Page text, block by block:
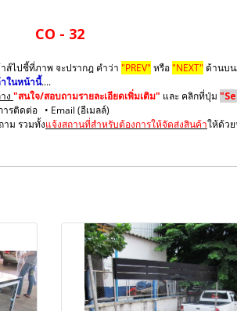
CO - 32
ส์ไปชี้ที่ภาพ จะปรากฎ คำว่า "PREV" หรือ"NEXT" ด้านบน
ในหน้านี้....
ง "สนใจ/สอบถามรายละเอียดเพิ่มเติม" และ คลิกที่ปุ่ม
รติดต่อ • Email (อีเมลล์)
ม รวมทั้งแจ้งสถานที่สำหรับต้องการให้จัดส่งสินค้าให้ด้ว